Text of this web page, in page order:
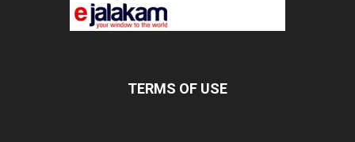
TERMS OF USE